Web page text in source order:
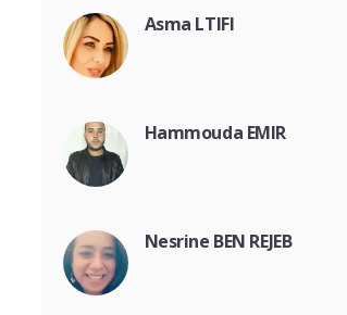
Asma LTIFI
Hammouda EMIR
Nesrine BEN REJEB